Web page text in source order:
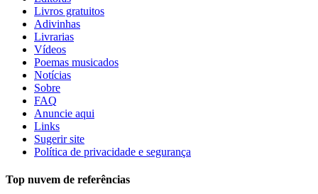
Livros gratuitos
Adivinhas
Livrarias
Vídeos
Poemas musicados
Notícias
Sobre
FAQ
Anuncie aqui
Links
Sugerir site
Política de privacidade e segurança
Top nuvem de referências